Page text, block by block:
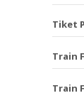
Tiket
Train
Train